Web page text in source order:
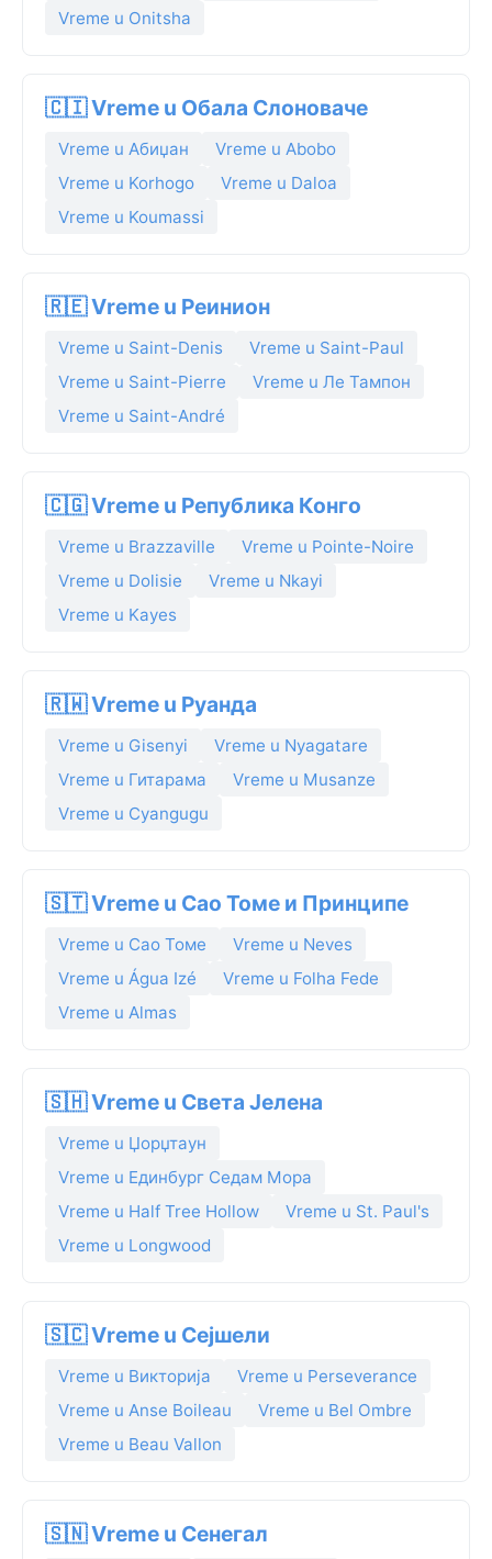
Vreme u Onitsha
🇨🇮 Vreme u Обала Слоноваче
Vreme u Абиџан
Vreme u Abobo
Vreme u Korhogo
Vreme u Daloa
Vreme u Koumassi
🇷🇪 Vreme u Реинион
Vreme u Saint-Denis
Vreme u Saint-Paul
Vreme u Saint-Pierre
Vreme u Ле Тампон
Vreme u Saint-André
🇨🇬 Vreme u Република Конго
Vreme u Brazzaville
Vreme u Pointe-Noire
Vreme u Dolisie
Vreme u Nkayi
Vreme u Kayes
🇷🇼 Vreme u Руанда
Vreme u Gisenyi
Vreme u Nyagatare
Vreme u Гитарама
Vreme u Musanze
Vreme u Cyangugu
🇸🇹 Vreme u Сао Томе и Принципе
Vreme u Сао Томе
Vreme u Neves
Vreme u Água Izé
Vreme u Folha Fede
Vreme u Almas
🇸🇭 Vreme u Света Јелена
Vreme u Џорџтаун
Vreme u Единбург Седам Мора
Vreme u Half Tree Hollow
Vreme u St. Paul's
Vreme u Longwood
🇸🇨 Vreme u Сејшели
Vreme u Викторија
Vreme u Perseverance
Vreme u Anse Boileau
Vreme u Bel Ombre
Vreme u Beau Vallon
🇸🇳 Vreme u Сенегал